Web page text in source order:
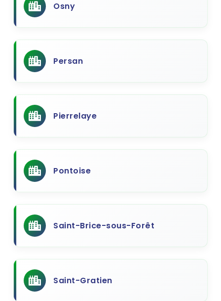
Osny
Persan
Pierrelaye
Pontoise
Saint-Brice-sous-Forêt
Saint-Gratien